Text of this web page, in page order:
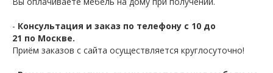
- Консультация и заказ по телефону с 10 до
21 по Москве.
Приём заказов с сайта осуществляется круглосуточно!